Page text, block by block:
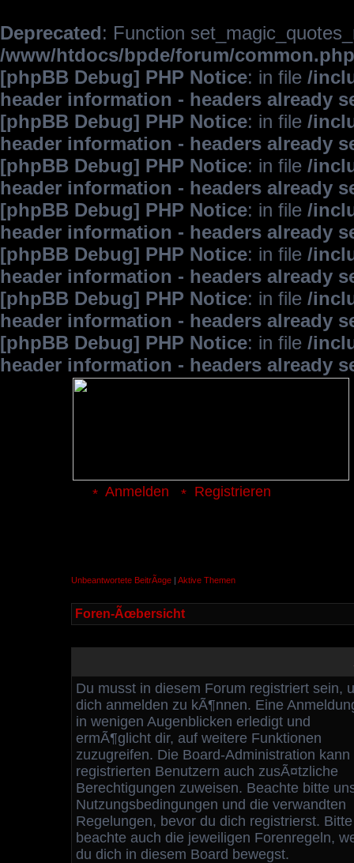
Deprecated: Function
/www/htdocs/bpde/forum/common.php
[phpBB Debug] PHP Notice: in file /
header information - headers already
[phpBB Debug] PHP Notice: in file /
header information - headers already
[phpBB Debug] PHP Notice: in file /
header information - headers already
[phpBB Debug] PHP Notice: in file /
header information - headers already
[phpBB Debug] PHP Notice: in file /
header information - headers already
[phpBB Debug] PHP Notice: in file /
header information - headers already
[phpBB Debug] PHP Notice: in file /
header information - headers already
Anmelden Registrieren
Unbeantwortete BeitrÃ¤ge | Aktive Themen
Foren-Ãœbersicht
Du musst in diesem Forum registriert sein,
dich anmelden zu kÃ¶nnen. Eine
in wenigen Augenblicken erledigt und
ermÃ¶glicht dir, auf weitere Funktionen
zuzugreifen. Die Board-Administration kann
registrierten Benutzern auch zusÃ¤tzliche
Berechtigungen zuweisen. Beachte bitte
Nutzungsbedingungen und die verwandten
Regelungen, bevor du dich registrierst. Bitte
beachte auch die jeweiligen Forenregeln,
du dich in diesem Board bewegst.